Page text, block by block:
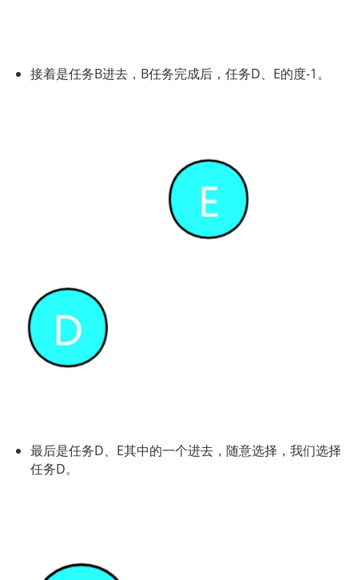
接着是任务B进去，B任务完成后，任务D、E的度-1。
最后是任务D、E其中的一个进去，随意选择，我们选择
任务D。